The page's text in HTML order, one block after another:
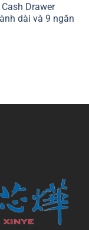
Drawer
dài và 9 ngăn